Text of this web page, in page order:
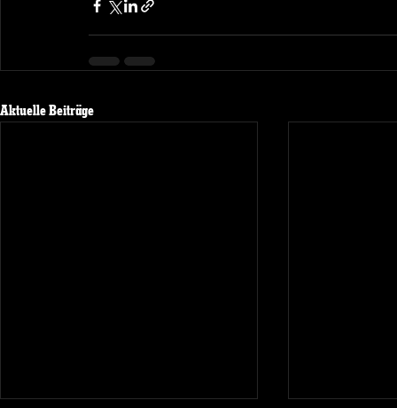
Aktuelle Beiträge